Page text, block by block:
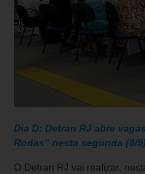
Dia D: Detran RJ abre
Rodas” nesta segunda (8/9)
O Detran RJ vai realizar,